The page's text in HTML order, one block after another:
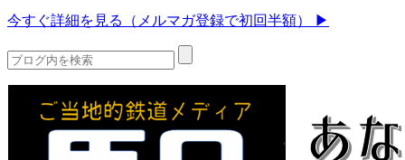
今すぐ詳細を見る（メルマガ登録で初回半額） ▶